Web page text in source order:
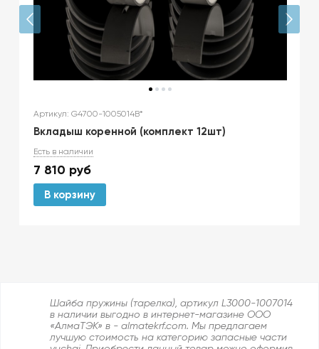
Артикул: G4700-1005014B*
Вкладыш коренной (комплект 12шт)
Есть в наличии
7 810 руб
В корзину
Шайба пружины (тарелка), артикул L3000-1007014
в наличии выгодно в интернет-магазине ООО
«АлмаТЭК» в - almatekrf.com. Мы предлагаем
лучшую стоимость на категорию запасные части